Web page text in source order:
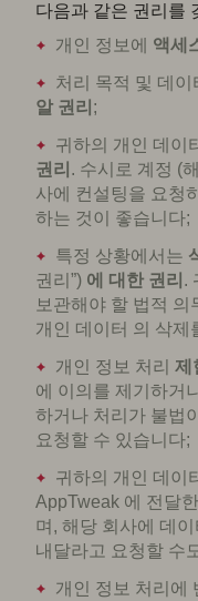
다음과 같은 권리를
개인 정보에 액세
처리 목적 및 데
알 권리 ;
귀하의 개인 데이
권리 . 수시로 계정 (
사에 컨설팅을 요청
하는 것이 좋습니다;
특정 상황에서는
권리”) 에 대한 권리 .
보관해야 할 법적 의
개인 데이터 의 삭제
개인 정보 처리 제
에 이의를 제기하거
하거나 처리가 불법
요청할 수 있습니다;
귀하의 개인 데이
AppTweak 에 전달
며, 해당 회사에 데
내달라고 요청할 수
개인 정보 처리에